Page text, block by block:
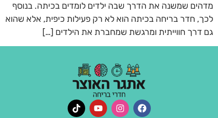
מדהים שמשנה את הדרך שבה ילדים לומדים בכיתה. בנוסף
לכך, חדר בריחה בכיתה הוא לא רק פעילות כיפית, אלא שהוא
גם דרך חווייתית ומרגשת שמחברת את הילדים […]